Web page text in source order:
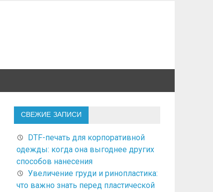
СВЕЖИЕ ЗАПИСИ
DTF-печать для корпоративной
одежды: когда она выгоднее других
способов нанесения
Увеличение груди и ринопластика:
что важно знать перед пластической